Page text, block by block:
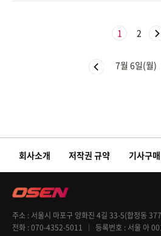
1 2
7월 6일(월)
회사소개 저작권 규약 기사구
주소
서울시 마포구 양화진 4길 33-5(합정동
전화 070-4352-5011 등록번호
서울 아